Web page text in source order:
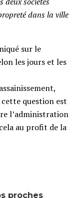
dans la ville
sur le
les jours et les
question est
l’administration
au profit de la
proches